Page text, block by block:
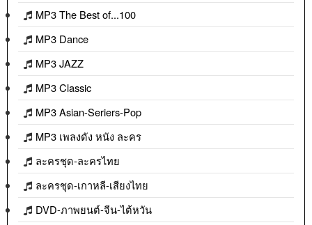
MP3 The Best of...100
MP3 Dance
MP3 JAZZ
MP3 Classic
MP3 Asian-Seriers-Pop
MP3 เพลงดัง หนัง ละคร
ละครชุด-ละครไทย
ละครชุด-เกาหลี-เสียงไทย
DVD-ภาพยนต์-จีน-ไต้หวัน